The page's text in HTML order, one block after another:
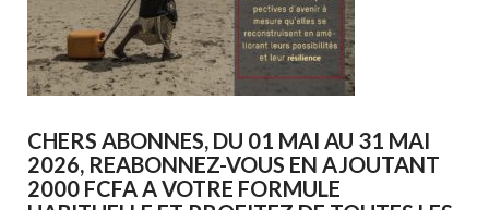
CHERS ABONNES, DU 01 MAI AU 31 MAI
2026, REABONNEZ-VOUS EN AJOUTANT
2000 FCFA A VOTRE FORMULE